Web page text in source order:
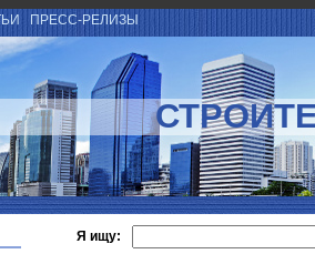
ПРЕСС-РЕЛИЗЫ
Я ищу: